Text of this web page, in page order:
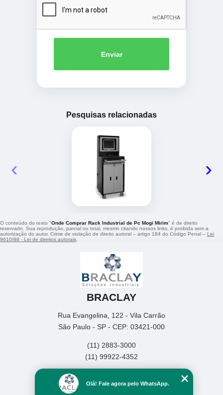
Enviar
Pesquisas relacionadas
‹ ›
O conteúdo do texto "Onde Comprar Rack Industrial de Pc Mogi Mirim" é de direito
reservado. Sua reprodução, parcial ou total, mesmo citando nossos links, é proibida sem a
autorização do autor. Crime de violação de direito autoral – artigo 184 do Código Penal – Lei
9610/98 - Lei de direitos autorais
BRACLAY
Rua Evangelina, 122 - Vila Carrão
São Paulo - SP - CEP: 03421-000
(11) 2883-3000
(11) 99922-4352
Empresa
Olá! Fale agora pelo WhatsApp.